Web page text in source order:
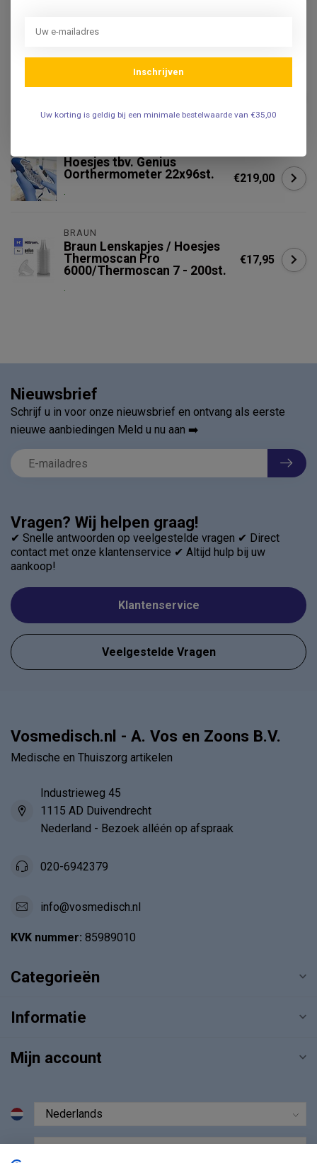
.
Softtemp Disposable hoesjes
Hoesjes tbv. Genius
Oorthermometer 22x96st.
.
€219,00
BRAUN
Braun Lenskapjes / Hoesjes
Thermoscan Pro
6000/Thermoscan 7 - 200st.
.
€17,95
Vragen? Wij helpen graag!
✔ Snelle antwoorden op veelgestelde vragen ✔ Direct
contact met onze klantenservice ✔ Altijd hulp bij uw
aankoop!
Klantenservice
Veelgestelde Vragen
Nieuwsbrief
Schrijf u in voor onze nieuwsbrief en ontvang als eerste
nieuwe aanbiedingen Meld u nu aan ➡️
Vosmedisch.nl - A. Vos en Zoons B.V.
Medische en Thuiszorg artikelen
Industrieweg 45
1115 AD Duivendrecht
Nederland - Bezoek alléén op afspraak
020-6942379
info@vosmedisch.nl
KVK nummer: 85989010
Categorieën
Informatie
Mijn account
Inschrijven
Uw korting is geldig bij een minimale bestelwaarde van €35,00